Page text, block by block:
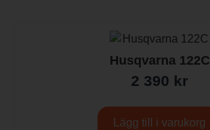
Husqvarna 122C
2 390 kr
Lägg till i varukorg